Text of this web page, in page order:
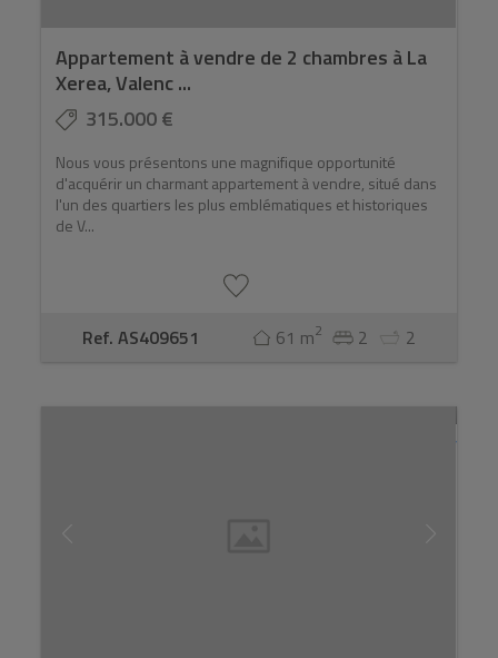
Appartement à vendre de 2 chambres à La
Xerea, Valenc ...
315.000 €
Nous vous présentons une magnifique opportunité
d'acquérir un charmant appartement à vendre, situé dans
l'un des quartiers les plus emblématiques et historiques
de V...
Ref. AS409651 61 m2 2 2